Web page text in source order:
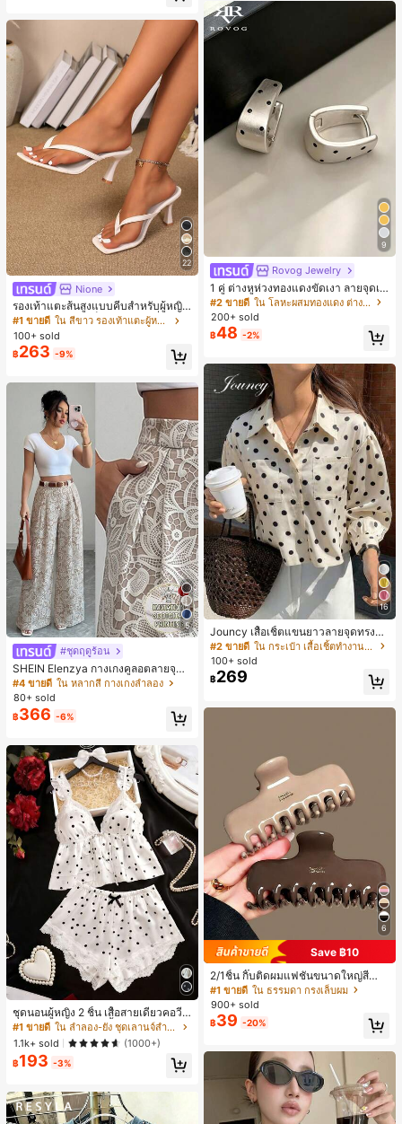
22
Nione
รองเท้าแตะส้นสูงแบบคีบสำหรับผู้หญิง
สไตล์คลาสสิก สีบล็อก สไตล์แฟรี่ฤดูร้อ
น ส้นเข็ม รองเท้าแตะแบบคีบ รองเท้าแ
ตะชายหาดแฟชั่นสายไขว้ รองเท้าผู้ห
ญิง สำหรับออฟฟิศ บ้าน กลางแจ้ง ดีไซ
น์หัวเหลี่ยม ชิคและหรูหรา สำหรับเดทไ
นท์
#1 ขายดี
ใน สีขาว รองเท้าแตะผู้หญิง
100+ sold
฿263 -9%
5
#ชุดฤดูร้อน
SHEIN Elenzya กางเกงคูลอตลายจุดเ
อวสูงแบบใหม่สำหรับฤดูใบไม้ผลิ/ฤดูร้อ
น, สไตล์หรูหราเหมาะสำหรับใส่ในชีวิต
ประจำวันและทำงาน, ให้ความรู้สึกวินเ
ทจสำหรับฤดูรับปริญญา, เทศกาลดนตร
#4 ขายดี ใน หลากสี กางเกงลำลอง
80+ sold
฿366 -6%
ชุดนอนผู้หญิง 2 ชิ้น เสื้อสายเดี่ยวคอวีลู
กไม้ พร้อมกางเกงขาสั้นแต่งลูกไม้ แต่ง
โบว์ที่เอว ชุดลำลองผู้หญิงนุ่มสบายน่ารั
ก สไตล์เอสเธติก
#1 ขายดี
ใน ลำลอง-ยัง ชุดเลานจ์สำหรับผู้หญิง
1.1k+ sold
(1000+)
฿193 -3%
9
Rovog Jewelry
1 คู่ ต่างหูห่วงทองแดงขัดเงา ลายจุดเร
ขาคณิตสไตล์มินิมอล เหมาะสำหรับสว
มใส่ประจำวันแบบสบายๆ สำหรับผู้หญิง
#2 ขายดี
ใน โลหะผสมทองแดง ต่างหูผู้หญิง
200+ sold
฿48 -2%
16
Jouncy เสื้อเชิ้ตแขนยาวลายจุดทรงหล
วมสำหรับผู้หญิง
#2 ขายดี
ใน กระเป๋า เสื้อเชิ้ตทำงานมีกระเป๋า
100+ sold
฿269
6
Save ฿10
2/1ชิ้น กิ๊บติดผมแฟชั่นขนาดใหญ่สีน้ำ
ตาลชานมสำหรับผู้หญิง เหมาะสำหรับก
ารอาบน้ำ ล้างหน้า และจัดแต่งทรงผม
#1 ขายดี ใน ธรรมดา กรงเล็บผม
900+ sold
฿39 -20%